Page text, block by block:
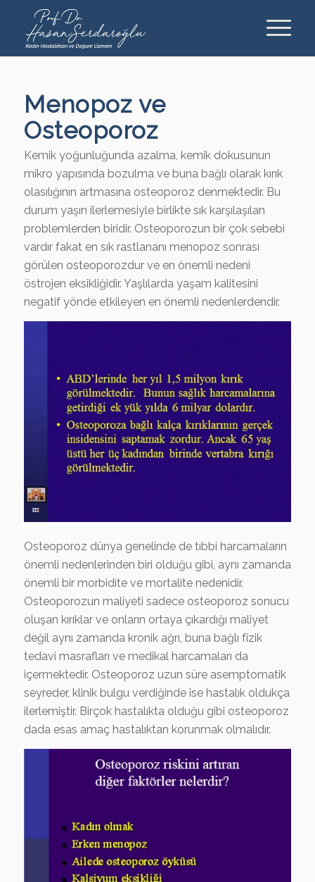
Menopoz ve
Osteoporoz
Kemik yoğunluğunda azalma, kemik dokusunun
mikro yapısında bozulma ve buna bağlı olarak kırık
olasılığının artmasına osteoporoz denmektedir. Bu
durum yaşın ilerlemesiyle birlikte sık karşılaşılan
problemlerden biridir. Osteoporozun bir çok sebebi
vardır fakat en sık rastlananı menopoz sonrası
görülen osteoporozdur ve en önemli nedeni
östrojen eksikliğidir. Yaşlılarda yaşam kalitesini
negatif yönde etkileyen en önemli nedenlerdendir.
Osteoporoz dünya genelinde de tıbbi harcamaların
önemli nedenlerinden biri olduğu gibi, aynı zamanda
önemli bir morbidite ve mortalite nedenidir.
Osteoporozun maliyeti sadece osteoporoz sonucu
oluşan kırıklar ve onların ortaya çıkardığı maliyet
değil aynı zamanda kronik ağrı, buna bağlı fizik
tedavi masrafları ve medikal harcamaları da
içermektedir. Osteoporoz uzun süre asemptomatik
seyreder, klinik bulgu verdiğinde ise hastalık oldukça
ilerlemiştir. Birçok hastalıkta olduğu gibi osteoporoz
dada esas amaç hastalıktan korunmak olmalıdır.